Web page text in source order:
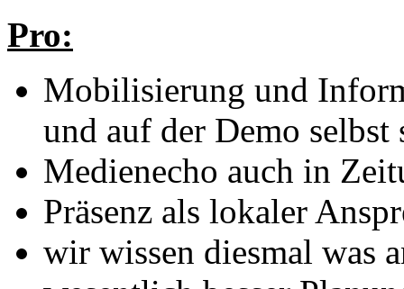
Pro:
Mobilisierung und
und auf der Demo
Medienecho auch in
Präsenz als lokaler
wir wissen diesmal was